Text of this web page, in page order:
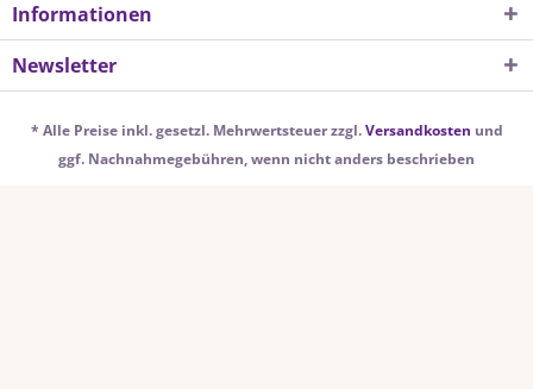
Informationen
Newsletter
* Alle Preise inkl. gesetzl. Mehrwertsteuer zzgl.Versandkosten und
ggf. Nachnahmegebühren, wenn nicht anders beschrieben